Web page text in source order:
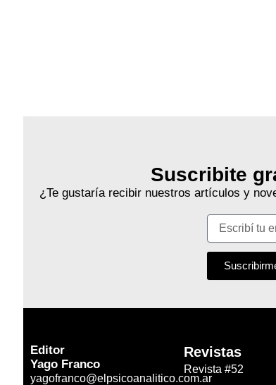
Suscribite
¿Te gustaría recibir nuestros artículos y
Editor
Yago Franco
yagofranco@elpsicoanalitico.com.ar
Revistas
Revista #52